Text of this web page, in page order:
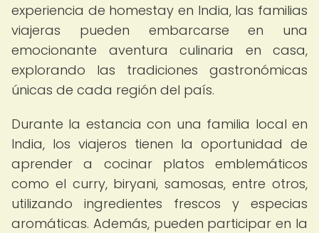
experiencia de homestay en India, las familias
viajeras pueden embarcarse en una
emocionante aventura culinaria en casa,
explorando las tradiciones gastronómicas
únicas de cada región del país.
Durante la estancia con una familia local en
India, los viajeros tienen la oportunidad de
aprender a cocinar platos emblemáticos
como el curry, biryani, samosas, entre otros,
utilizando ingredientes frescos y especias
aromáticas. Además, pueden participar en la